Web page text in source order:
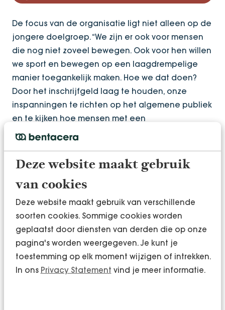
Deze website maakt gebruik
van cookies
Deze website maakt gebruik van verschillende
soorten cookies. Sommige cookies worden
geplaatst door diensten van derden die op onze
pagina's worden weergegeven. Je kunt je
toestemming op elk moment wijzigen of intrekken.
In ons Privacy Statement vind je meer informatie.
De focus van de organisatie ligt niet alleen op de
jongere doelgroep. “We zijn er ook voor mensen
die nog niet zoveel bewegen. Ook voor hen willen
we sport en bewegen op een laagdrempelige
manier toegankelijk maken. Hoe we dat doen?
Door het inschrijfgeld laag te houden, onze
inspanningen te richten op het algemene publiek
en te kijken hoe mensen met een
sociaaleconomische achterstand mee kunnen
Vitaliteit binnen én buiten
de organisatie
Ons partnerschap met LOOP Leeuwarden gaat
verder dan alleen een financiële bijdrage. Het
benadrukt ook het belang van vitaliteit op de
werkvloer en stimuleert ons om te zorgen voor
een gezond klimaat voor onze medewerkers. En